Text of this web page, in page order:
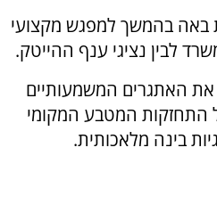
בהמשך למפגש מקצועי
לבין נציגי ענף ההייטק.
את האתגרים המשמעותיים
התחזקות המטבע המקומי
בינה מלאכותית.